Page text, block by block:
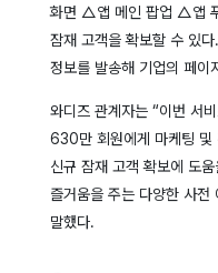
화면 △앱 메인 팝업 △앱
잠재 고객을 확보할 수 있
정보를 발송해 기업의 페이
와디즈 관계자는 “이번 서
630만 회원에게 마케팅 및
신규 잠재 고객 확보에 도
즐거움을 주는 다양한 사전
말했다.